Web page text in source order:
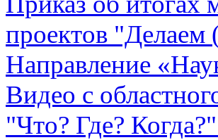
проектов "Делаем
Направление
Видео с
"Что? Где?